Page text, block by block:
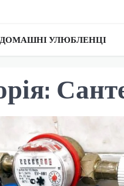
ДОМАШНІ УЛЮБЛЕНЦІ